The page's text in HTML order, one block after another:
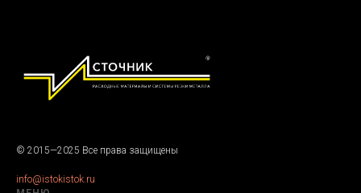
© 2015—2025 Все права защищены
info@istokistok.ru